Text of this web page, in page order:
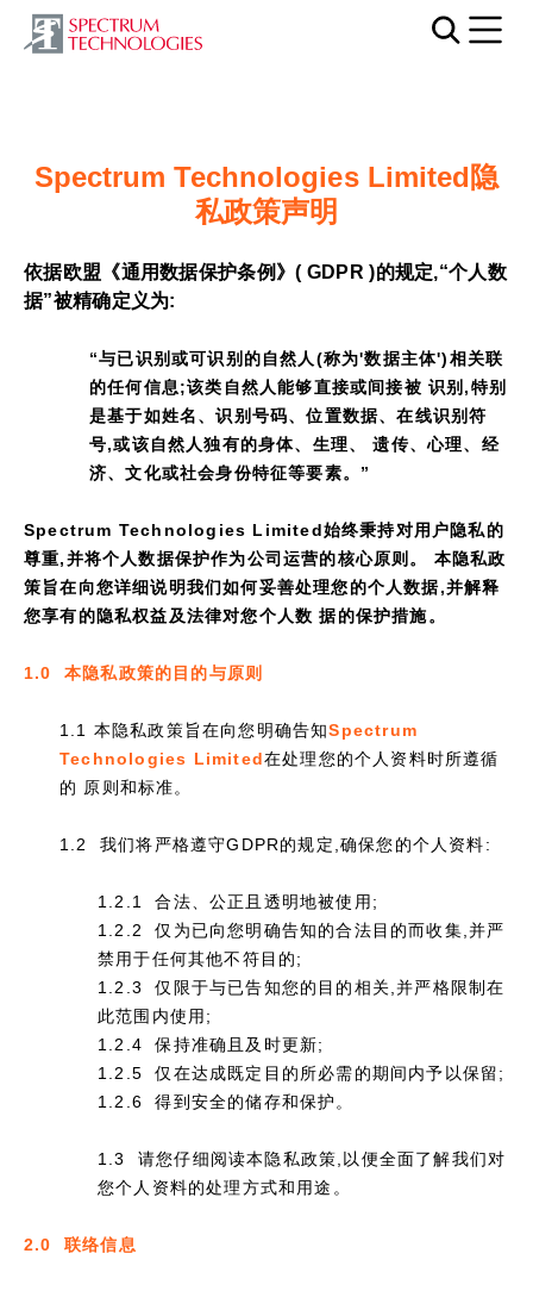
Spectrum Technologies Limited隐
私政策声明
依据欧盟《通用数据保护条例》( GDPR )的规定,“个人数
据”被精确定义为:
“与已识别或可识别的自然人(称为'数据主体')相关联
的任何信息;该类自然人能够直接或间接被 识别,特别
是基于如姓名、识别号码、位置数据、在线识别符
号,或该自然人独有的身体、生理、 遗传、心理、经
济、文化或社会身份特征等要素。”
Spectrum Technologies Limited始终秉持对用户隐私的
尊重,并将个人数据保护作为公司运营的核心原则。 本隐私政
策旨在向您详细说明我们如何妥善处理您的个人数据,并解释
您享有的隐私权益及法律对您个人数 据的保护措施。
1.0 本隐私政策的目的与原则
1.1 本隐私政策旨在向您明确告知Spectrum
Technologies Limited在处理您的个人资料时所遵循
的 原则和标准。
1.2 我们将严格遵守GDPR的规定,确保您的个人资料:
1.2.1 合法、公正且透明地被使用;
1.2.2 仅为已向您明确告知的合法目的而收集,并严
禁用于任何其他不符目的;
1.2.3 仅限于与已告知您的目的相关,并严格限制在
此范围内使用;
1.2.4 保持准确且及时更新;
1.2.5 仅在达成既定目的所必需的期间内予以保留;
1.2.6 得到安全的储存和保护。
1.3 请您仔细阅读本隐私政策,以便全面了解我们对
您个人资料的处理方式和用途。
2.0 联络信息